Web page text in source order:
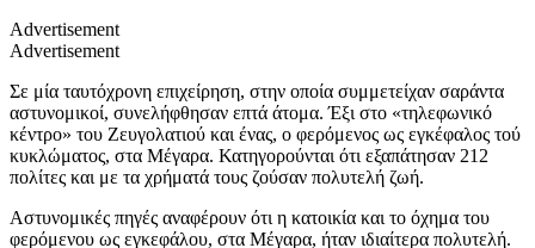
Advertisement
Advertisement
Σε μία ταυτόχρονη επιχείρηση, στην οποία συμμετείχαν σαράντα
αστυνομικοί, συνελήφθησαν επτά άτομα. Έξι στο «τηλεφωνικό
κέντρο» του Ζευγολατιού και ένας, ο φερόμενος ως εγκέφαλος τού
κυκλώματος, στα Μέγαρα. Κατηγορούνται ότι εξαπάτησαν 212
πολίτες και με τα χρήματά τους ζούσαν πολυτελή ζωή.
Αστυνομικές πηγές αναφέρουν ότι η κατοικία και το όχημα του
φερόμενου ως εγκεφάλου, στα Μέγαρα, ήταν ιδιαίτερα πολυτελή.